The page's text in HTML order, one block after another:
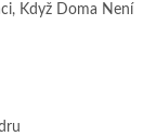
Když Doma Není